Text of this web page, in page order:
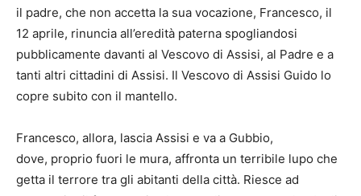
il padre, che non accetta la sua vocazione, Francesco, il
12 aprile, rinuncia all’eredità paterna spogliandosi
pubblicamente davanti al Vescovo di Assisi, al Padre e a
tanti altri cittadini di Assisi. Il Vescovo di Assisi Guido lo
copre subito con il mantello.
Francesco, allora, lascia Assisi e va a Gubbio,
dove, proprio fuori le mura, affronta un terribile lupo che
getta il terrore tra gli abitanti della città. Riesce ad